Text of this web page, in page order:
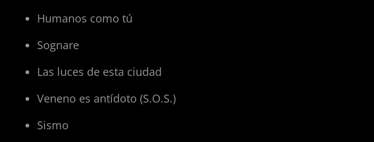
Humanos como tú
Sognare
Las luces de esta ciudad
Veneno es antídoto (S.O.S.)
Sismo